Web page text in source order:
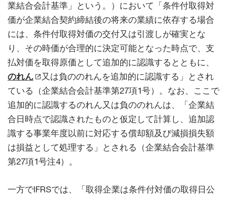
業結合会計基準」という。）において「条件付取得対
価が企業結合契約締結後の将来の業績に依存する場合
には、条件付取得対価の交付又は引渡しが確実とな
り、その時価が合理的に決定可能となった時点で、支
払対価を取得原価として追加的に認識するとともに、
のれん
又は負ののれんを追加的に認識する」とされ
ている（企業結合会計基準第27項1号）。なお、ここで
追加的に認識するのれん又は負ののれんは、「企業結
合日時点で認識されたものと仮定して計算し、追加認
識する事業年度以前に対応する償却額及び減損損失額
は損益として処理する」とされる（企業結合会計基準
第27項1号注4）。
一方でIFRSでは、「取得企業は条件付対価の取得日公